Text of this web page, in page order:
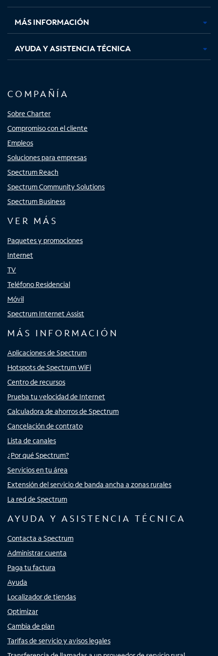
nuevanuevanuevanueva
MÁS INFORMACIÓN
AYUDA Y ASISTENCIA TÉCNICA
COMPAÑÍA
Sobre Charter
Compromiso con el cliente
Empleos
Soluciones para empresas
Spectrum Reach
Spectrum Community Solutions
Spectrum Business
VER MÁS
Paquetes y promociones
Internet
TV
Teléfono Residencial
Móvil
Spectrum Internet Assist
MÁS INFORMACIÓN
Aplicaciones de Spectrum
Hotspots de Spectrum WiFi
Centro de recursos
Prueba tu velocidad de Internet
Calculadora de ahorros de Spectrum
Cancelación de contrato
Lista de canales
¿Por qué Spectrum?
Servicios en tu área
Extensión del servicio de banda ancha a zonas rurales
La red de Spectrum
AYUDA Y ASISTENCIA TÉCNICA
Contacta a Spectrum
Administrar cuenta
Paga tu factura
Ayuda
Localizador de tiendas
Optimizar
Cambia de plan
Tarifas de servicio y avisos legales